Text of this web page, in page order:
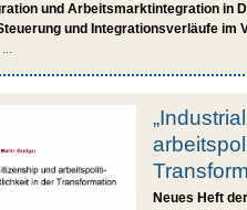
und Arbeitsmarktintegration in
und Integrationsverläufe im
Neues Heft